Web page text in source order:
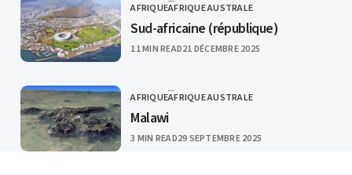
CATEGORY
AFRIQUEAFRIQUE AUSTRALE
Sud-africaine (république)
11 MIN READPUBLISHED
21 DÉCEMBRE 2025
CATEGORY
AFRIQUEAFRIQUE AUSTRALE
Malawi
3 MIN READPUBLISHED
29 SEPTEMBRE 2025